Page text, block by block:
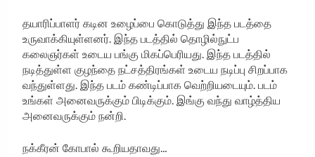
தயாரிப்பாளர் கடின உழைப்பை கொடுத்து இந்த படத்தை
உருவாக்கியுள்ளனர். இந்த படத்தில் தொழில்நுட்ப
கலைஞர்கள் உடைய பங்கு மிகப்பெரியது. இந்த படத்தில்
நடித்துள்ள குழந்தை நட்சத்திரங்கள் உடைய நடிப்பு சிறப்பாக
வந்துள்ளது. இந்த படம் கண்டிப்பாக வெற்றியடையும். படம்
உங்கள் அனைவருக்கும் பிடிக்கும். இங்கு வந்து வாழ்த்திய
அனைவருக்கும் நன்றி.
நக்கீரன் கோபால் கூறியதாவது…